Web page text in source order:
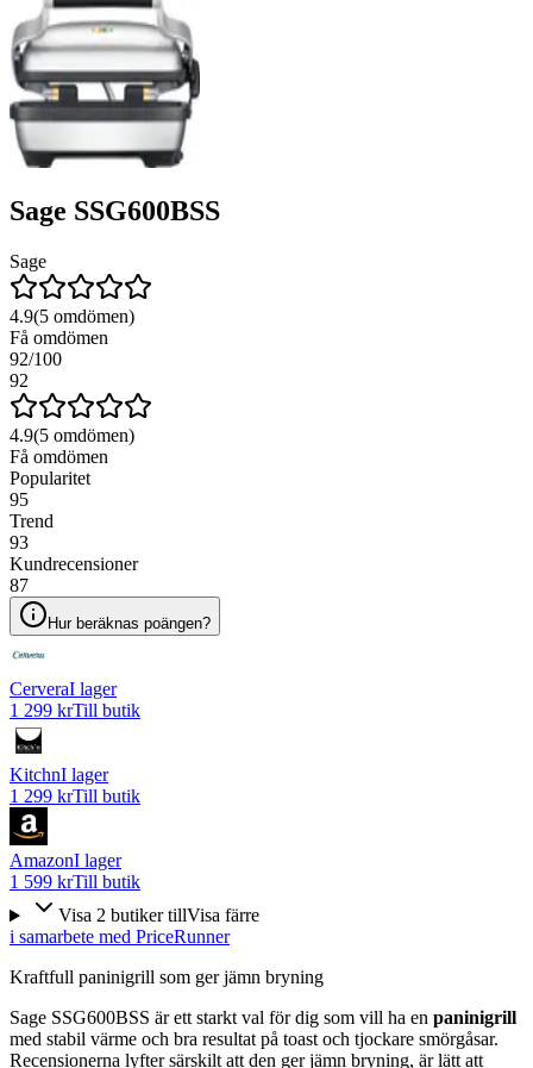
Sage SSG600BSS
Sage
4.9(5 omdömen)
Få omdömen
92/100
92
4.9(5 omdömen)
Få omdömen
Popularitet
95
Trend
93
Kundrecensioner
87
Hur beräknas poängen?
CerveraI lager
1 299 krTill butik
KitchnI lager
1 299 krTill butik
AmazonI lager
1 599 krTill butik
Visa 2 butiker tillVisa färre
i samarbete med PriceRunner
Kraftfull paninigrill som ger jämn bryning
Sage SSG600BSS är ett starkt val för dig som vill ha en paninigrill
med stabil värme och bra resultat på toast och tjockare smörgåsar.
Recensionerna lyfter särskilt att den ger jämn bryning, är lätt att